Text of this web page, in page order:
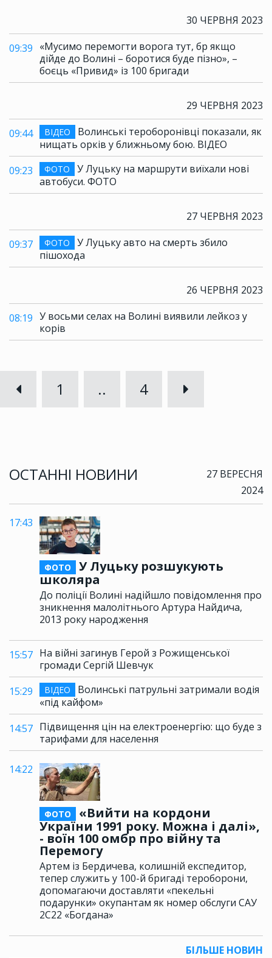
ОСТАННІ НОВИНИ
27 ВЕРЕСНЯ
2024
17:43
ФОТО
У Луцьку розшукують
школяра
До поліції Волині надійшло повідомлення про
зникнення малолітнього Артура Найдича,
2013 року народження
15:57 На війні загинув Герой з Рожищенської
громади Сергій Шевчук
15:29
ВІДЕО
Волинські патрульні затримали водія
«під кайфом»
14:57 Підвищення цін на електроенергію: що буде з
тарифами для населення
14:22
ФОТО
«Вийти на кордони
України 1991 року. Можна і далі»,
- воїн 100 омбр про війну та
Перемогу
Артем із Бердичева, колишній експедитор,
тепер служить у 100-й бригаді тероборони,
допомагаючи доставляти «пекельні
подарунки» окупантам як номер обслуги САУ
2С22 «Богдана»
БІЛЬШЕ НОВИН
30 ЧЕРВНЯ 2023
09:39 «Мусимо перемогти ворога тут, бр якщо
дійде до Волині – боротися буде пізно», –
боєць «Привид» із 100 бригади
29 ЧЕРВНЯ 2023
09:44 ВІДЕО
Волинські тероборонівці показали, як
нищать орків у ближньому бою. ВІДЕО
09:23
ФОТО
У Луцьку на маршрути виїхали нові
автобуси. ФОТО
27 ЧЕРВНЯ 2023
09:37 ФОТО
У Луцьку авто на смерть збило
пішохода
26 ЧЕРВНЯ 2023
08:19 У восьми селах на Волині виявили лейкоз у
корів
1 .. 4